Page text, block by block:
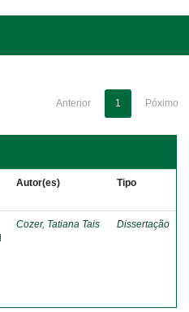
Anterior 1 Póximo
Autor(es) Tipo
Cozer, Tatiana Tais Dissertação